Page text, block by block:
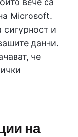
Microsoft.
сигурност и
данни.
че
на